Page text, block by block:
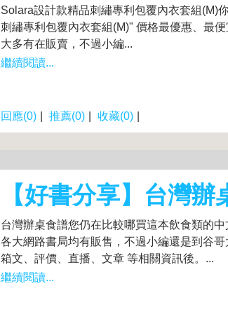
Solara設計款精品刺繡專利包覆內衣套組(M)
刺繡專利包覆內衣套組(M)" 價格最優惠、最
大多有在販賣，不過小編...
繼續閱讀...
回應(0) 推薦(0) 收藏(0)
【好書分享】台灣辦
台灣辦桌食譜您仍在比較哪買這本飲食類的
各大網路書局均有販售，不過小編還是到谷
箱文、評價、直播、文章 等相關資訊後。...
繼續閱讀...